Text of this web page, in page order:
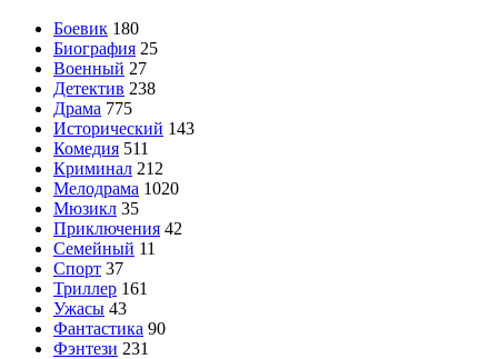
Боевик 180
Биография 25
Военный 27
Детектив 238
Драма 775
Исторический 143
Комедия 511
Криминал 212
Мелодрама 1020
Мюзикл 35
Приключения 42
Семейный 11
Спорт 37
Триллер 161
Ужасы 43
Фантастика 90
Фэнтези 231